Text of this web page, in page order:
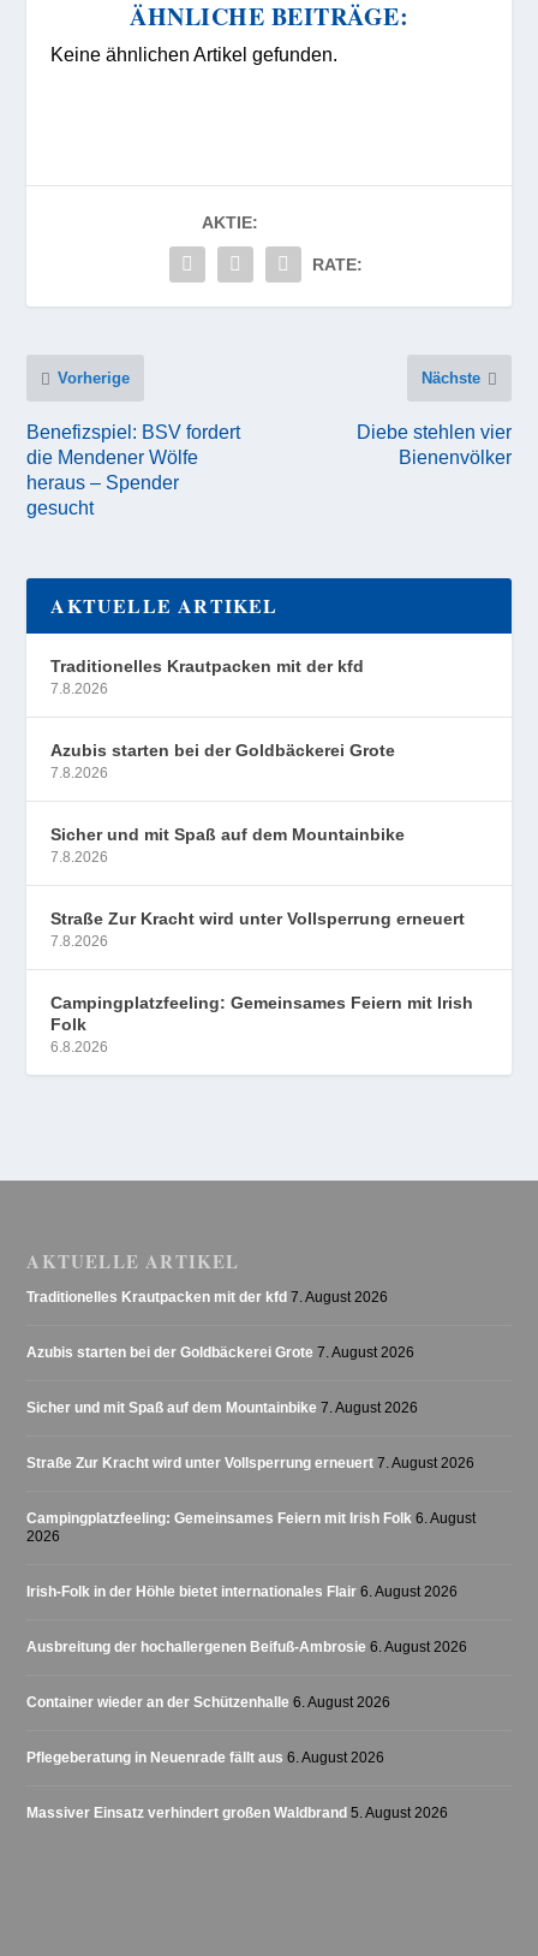
ÄHNLICHE BEITRÄGE:
Keine ähnlichen Artikel gefunden.
AKTIE:
RATE:
Vorherige
Benefizspiel: BSV fordert
die Mendener Wölfe
heraus – Spender
gesucht
Nächste
Diebe stehlen vier
Bienenvölker
AKTUELLE ARTIKEL
Traditionelles Krautpacken mit der kfd
7.8.2026
Azubis starten bei der Goldbäckerei Grote
7.8.2026
Sicher und mit Spaß auf dem Mountainbike
7.8.2026
Straße Zur Kracht wird unter Vollsperrung erneuert
7.8.2026
Campingplatzfeeling: Gemeinsames Feiern mit Irish
Folk
6.8.2026
AKTUELLE ARTIKEL
Traditionelles Krautpacken mit der kfd 7. August 2026
Azubis starten bei der Goldbäckerei Grote 7. August 2026
Sicher und mit Spaß auf dem Mountainbike 7. August 2026
Straße Zur Kracht wird unter Vollsperrung erneuert 7. August 2026
Campingplatzfeeling: Gemeinsames Feiern mit Irish Folk 6. August
2026
Irish-Folk in der Höhle bietet internationales Flair 6. August 2026
Ausbreitung der hochallergenen Beifuß-Ambrosie 6. August 2026
Container wieder an der Schützenhalle 6. August 2026
Pflegeberatung in Neuenrade fällt aus 6. August 2026
Massiver Einsatz verhindert großen Waldbrand 5. August 2026